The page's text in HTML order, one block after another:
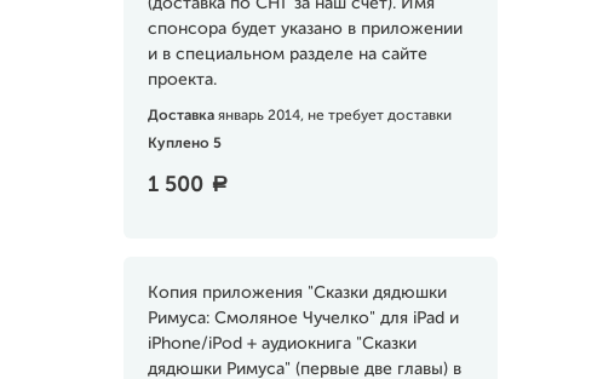
(доставка по СНГ за наш счет). Имя
спонсора будет указано в приложении
и в специальном разделе на сайте
проекта.
Доставка январь 2014, не требует доставки
Куплено 5
1 500 a
Копия приложения "Сказки дядюшки
Римуса: Смоляное Чучелко" для iPad и
iPhone/iPod + аудиокнига "Сказки
дядюшки Римуса" (первые две главы) в